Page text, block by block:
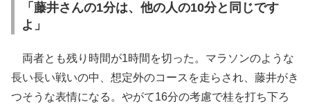
「藤井さんの1分は、他の人の10分と同じです
よ」
両者とも残り時間が1時間を切った。マラソンのような
長い長い戦いの中、想定外のコースを走らされ、藤井がき
つそうな表情になる。やがて16分の考慮で桂を打ち下ろ